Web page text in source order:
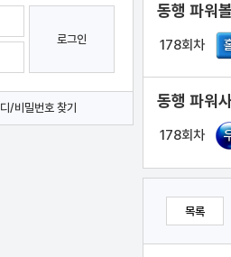
로그인
/비밀번호 찾기
동행 파워
178회차
동행 파워
178회차
목록